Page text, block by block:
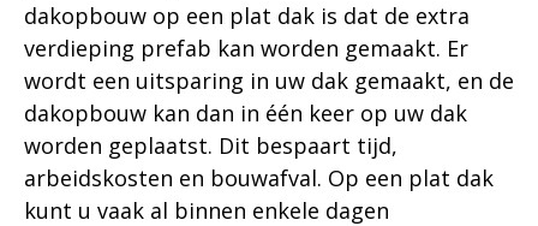
dakopbouw op een plat dak is dat de extra
verdieping prefab kan worden gemaakt. Er
wordt een uitsparing in uw dak gemaakt, en de
dakopbouw kan dan in één keer op uw dak
worden geplaatst. Dit bespaart tijd,
arbeidskosten en bouwafval. Op een plat dak
kunt u vaak al binnen enkele dagen